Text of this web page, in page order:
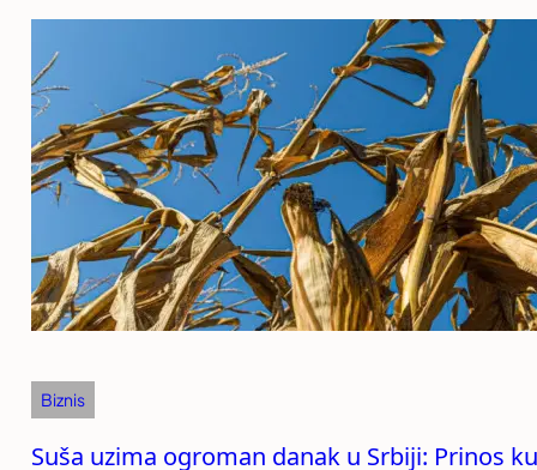
Biznis
Suša uzima ogroman danak u Srbiji: Prinos